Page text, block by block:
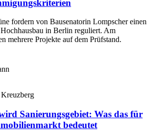
fordern von Bausenatorin Lompscher einen
in Berlin reguliert. Am
mehrere Projekte auf dem Prüfstand.
Sanierungsgebiet: Was das für
bedeutet